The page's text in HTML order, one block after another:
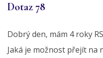
Dotaz 78
Dobrý den, mám 4 roky
Jaká je možnost přejít na